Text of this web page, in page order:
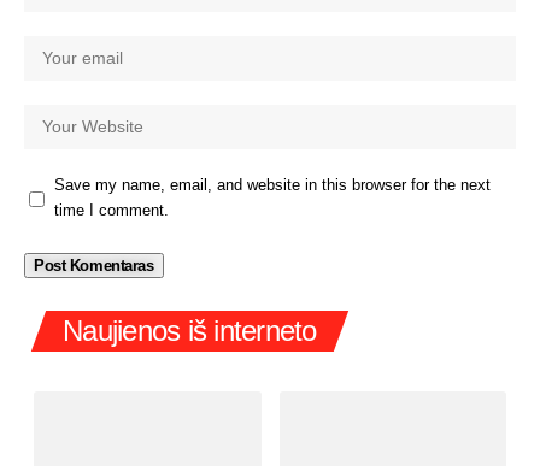
Save my name, email, and website in this browser for the next
time I comment.
Naujienos iš interneto